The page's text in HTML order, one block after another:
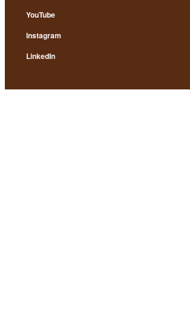
YouTube
Instagram
LinkedIn